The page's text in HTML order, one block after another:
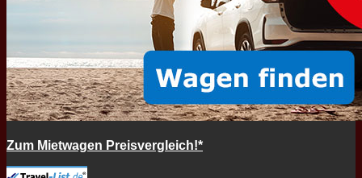
Zum Mietwagen Preisvergleich!*